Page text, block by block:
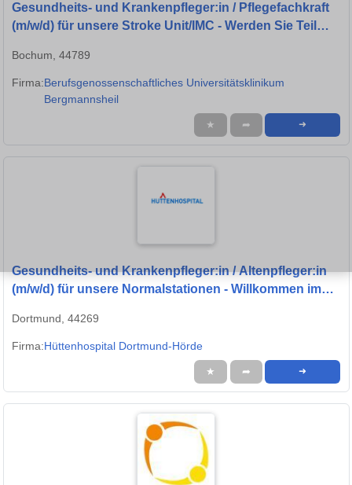
Gesundheits- und Krankenpfleger:in / Pflegefachkraft
(m/w/d) für unsere Stroke Unit/IMC - Werden Sie Teil
Bochum, 44789
Firma:Berufsgenossenschaftliches Universitätsklinikum
Bergmannsheil
★ ➦ ➜
Gesundheits- und Krankenpfleger:in / Altenpfleger:in
(m/w/d) für unsere Normalstationen - Willkommen im
Dortmund, 44269
Firma:Hüttenhospital Dortmund-Hörde
★ ➦ ➜